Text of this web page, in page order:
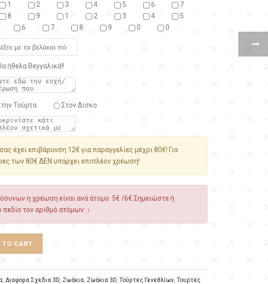
1 2 3 4 5 6
7
8
9 1 2 3 4
5
6
7 8 9 0 0
ήθελα Βεγγαλικά!!
Τούρτα Στον Δίσκο
έχει επιβάρυνση 12€ για παραγγελίες μέχρι 80€! Για
των 80€ ΔΕΝ υπάρχει επιπλέον χρέωση!
η χρέωση είναι ανά άτομο: 5€ /6€ Σημειώστε ή
τον αριθμό ατόμων: ↓
TO CART
, Διαφορα Σχεδια 3D, Ζωάκια, Ζωάκια 3D, Τούρτες Γενεθλίων, Τουρτες